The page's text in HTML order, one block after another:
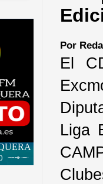
Por
El
Liga